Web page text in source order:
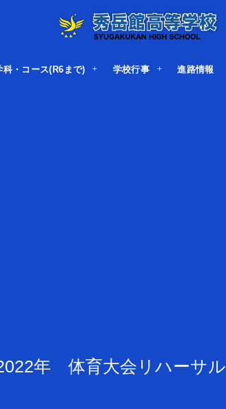
科・コース(R6まで) 学校行事 進路情報
年 体育大会リハーサ